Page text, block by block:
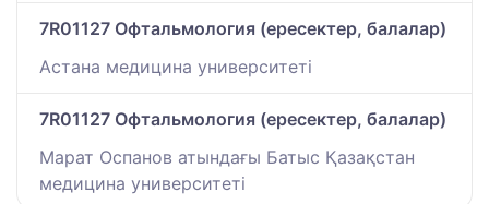
7R01127 Офтальмология (ересектер, балалар)
Астана медицина университеті
7R01127 Офтальмология (ересектер, балалар)
Марат Оспанов атындағы Батыс Қазақстан
медицина университеті